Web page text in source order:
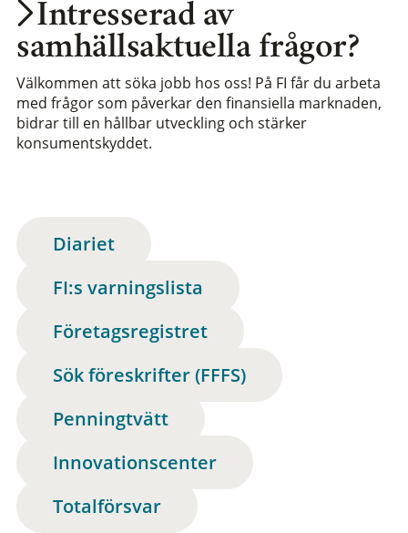
Intresserad av
samhällsaktuella frågor?
Välkommen att söka jobb hos oss! På FI får du arbeta
med frågor som påverkar den finansiella marknaden,
bidrar till en hållbar utveckling och stärker
konsumentskyddet.
Diariet
FI:s varningslista
Företagsregistret
Sök föreskrifter (FFFS)
Penningtvätt
Innovationscenter
Totalförsvar